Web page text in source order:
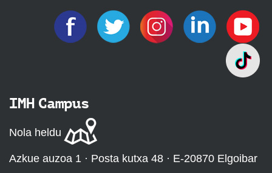
IMH Campus
Nola heldu
Azkue auzoa 1 · Posta kutxa 48 · E-20870 Elgoibar